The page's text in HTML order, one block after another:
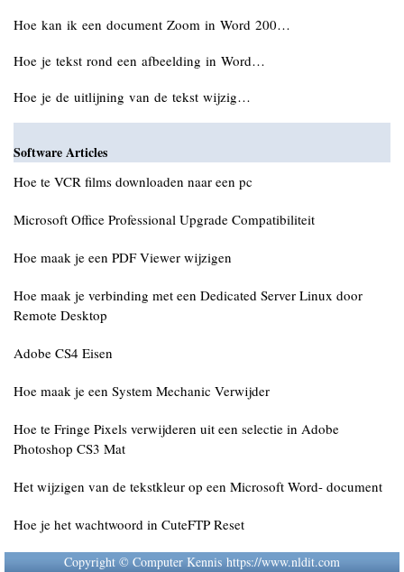
Hoe kan ik een document Zoom in Word 200…
Hoe je tekst rond een afbeelding in Word…
Hoe je de uitlijning van de tekst wijzig…
Software Articles
Hoe te VCR films downloaden naar een pc
Microsoft Office Professional Upgrade Compatibiliteit
Hoe maak je een PDF Viewer wijzigen
Hoe maak je verbinding met een Dedicated Server Linux door
Remote Desktop
Adobe CS4 Eisen
Hoe maak je een System Mechanic Verwijder
Hoe te Fringe Pixels verwijderen uit een selectie in Adobe
Photoshop CS3 Mat
Het wijzigen van de tekstkleur op een Microsoft Word- document
Hoe je het wachtwoord in CuteFTP Reset
Copyright © Computer Kennis https://www.nldit.com